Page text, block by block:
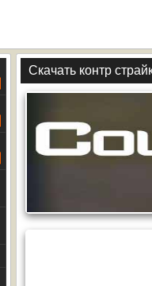
Скачать контр